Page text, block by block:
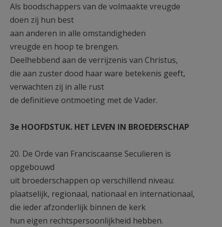
Als boodschappers van de volmaakte vreugde
doen zij hun best
aan anderen in alle omstandigheden
vreugde en hoop te brengen.
Deelhebbend aan de verrijzenis van Christus,
die aan zuster dood haar ware betekenis geeft,
verwachten zij in alle rust
de definitieve ontmoeting met de Vader.
3e HOOFDSTUK. HET LEVEN IN BROEDERSCHAP
20. De Orde van Franciscaanse Seculieren is
opgebouwd
uit broederschappen op verschillend niveau:
plaatselijk, regionaal, nationaal en internationaal,
die ieder afzonderlijk binnen de kerk
hun eigen rechtspersoonlijkheid hebben.